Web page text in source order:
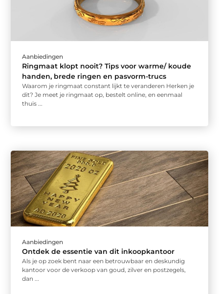
Aanbiedingen
Ringmaat klopt nooit? Tips voor warme/ koude
handen, brede ringen en pasvorm-trucs
Waarom je ringmaat constant lijkt te veranderen Herken je
dit? Je meet je ringmaat op, bestelt online, en eenmaal
thuis ...
Aanbiedingen
Ontdek de essentie van dit inkoopkantoor
Als je op zoek bent naar een betrouwbaar en deskundig
kantoor voor de verkoop van goud, zilver en postzegels,
dan ...